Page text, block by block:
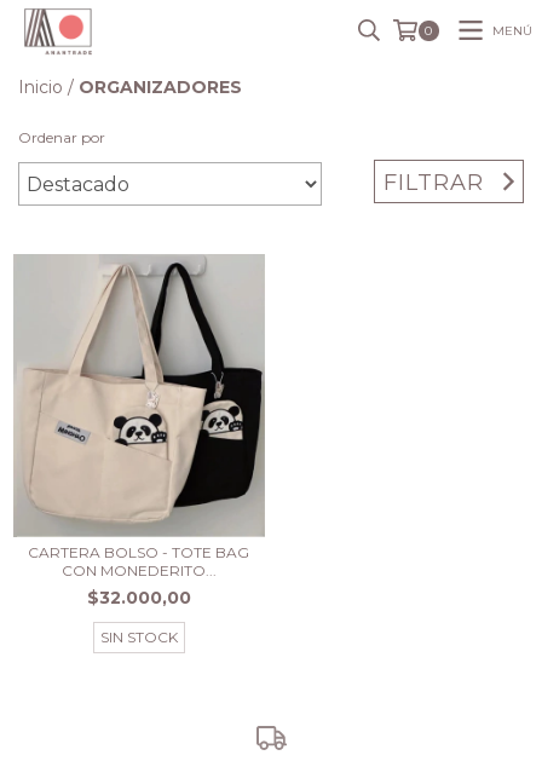
0 MENÚ
Inicio / ORGANIZADORES
Ordenar por
FILTRAR
CARTERA BOLSO - TOTE BAG
CON MONEDERITO...
$32.000,00
SIN STOCK